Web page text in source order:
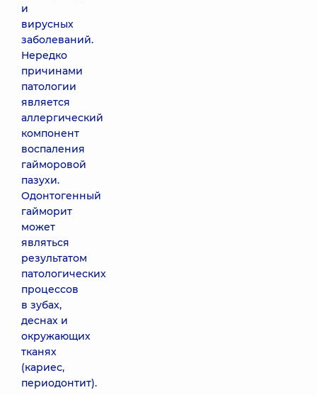
и
вирусных
заболеваний.
Нередко
причинами
патологии
является
аллергический
компонент
воспаления
гайморовой
пазухи.
Одонтогенный
гайморит
может
являться
результатом
патологических
процессов
в зубах,
деснах и
окружающих
тканях
(кариес,
периодонтит).